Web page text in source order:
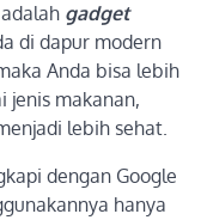
gadget
di dapur modern
Anda bisa lebih
jenis makanan,
lebih sehat.
dengan Google
hanya